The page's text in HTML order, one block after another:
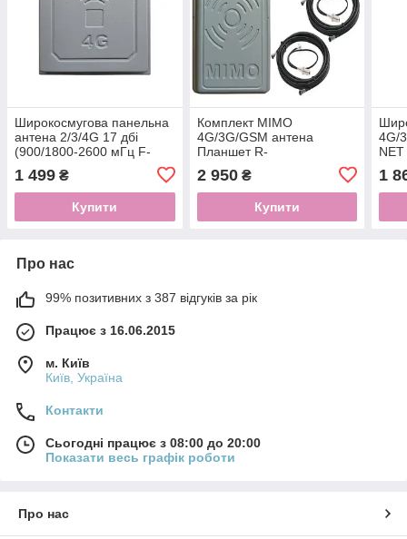
Широкосмугова панельна
антена 2/3/4G 17 дбі
(900/1800-2600 мГц F-
1 499 ₴
Купити
Комплект MIMO
4G/3G/GSM антена
Планшет R-
NET 900/1800/2600 МГц
34 dBi (ts9/crc9, 2*10 м
RG-6)
2 950₴
Купити
4G/
1
Про нас
99% позитивних з 387 відгуків за рік
Працює з 16.06.2015
м. Київ
Київ, Україна
Контакти
Сьогодні працює з 08:00 до 20:00
Показати весь графік роботи
Про нас